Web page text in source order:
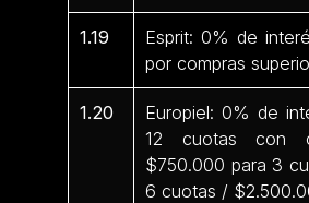
1.19
Esprit: 0% de
por compras
1.20
Europiel: 0% de
12 cuotas con
$750.000 para 3
6 cuotas /